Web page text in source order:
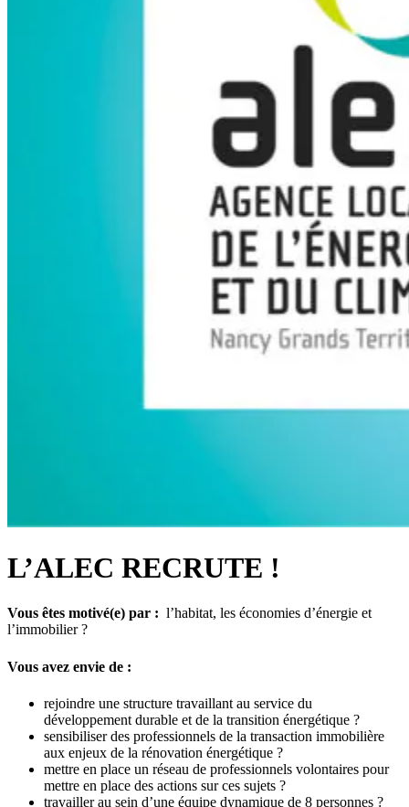
L’ALEC RECRUTE !
Vous êtes motivé(e) par : l’habitat, les économies d’énergie et
l’immobilier ?
Vous avez envie de :
rejoindre une structure travaillant au service du
développement durable et de la transition énergétique ?
sensibiliser des professionnels de la transaction immobilière
aux enjeux de la rénovation énergétique ?
mettre en place un réseau de professionnels volontaires pour
mettre en place des actions sur ces sujets ?
travailler au sein d’une équipe dynamique de 8 personnes ?